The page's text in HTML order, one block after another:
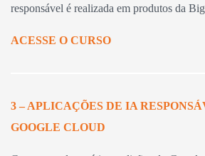
responsável é realizada em produtos da
ACESSE O CURSO
3 – APLICAÇÕES DE IA
GOOGLE CLOUD